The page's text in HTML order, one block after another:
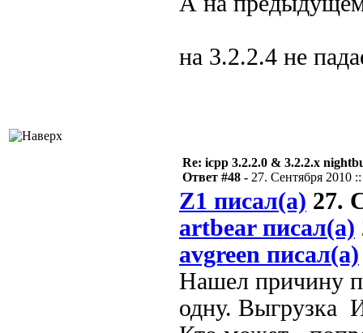
на 3.2.2.4 не
Re: icpp 3.2.2.0 & 3.2.2.x
Ответ #48 - 27. Сентября 2010
Z1 писал(а) 27.
artbear писал(а)
avgreen писал(а)
Нашел причину
одну. Выгрузка